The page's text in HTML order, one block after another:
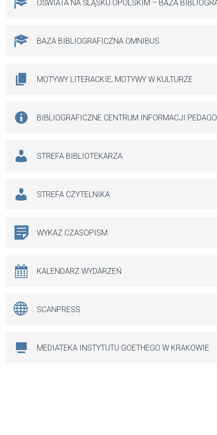
OŚWIATA NA ŚLĄSKU OPOLSKIM – BAZA
BAZA BIBLIOGRAFICZNA OMNIBUS
MOTYWY LITERACKIE, MOTYWY W KULTURZE
BIBLIOGRAFICZNE CENTRUM INFORMACJI
STREFA BIBLIOTEKARZA
STREFA CZYTELNIKA
WYKAZ CZASOPISM
KALENDARZ WYDARZEŃ
SCANPRESS
MEDIATEKA INSTYTUTU GOETHEGO W KRAKOWIE